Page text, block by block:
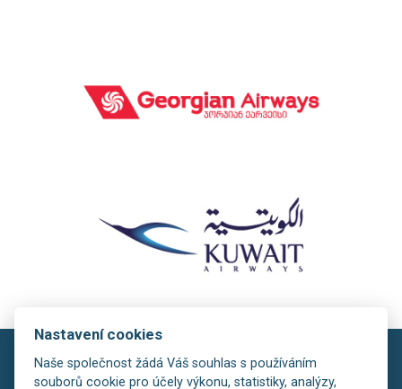
Nastavení cookies
Naše společnost žádá Váš souhlas s používáním
souborů cookie pro účely výkonu, statistiky, analýzy,